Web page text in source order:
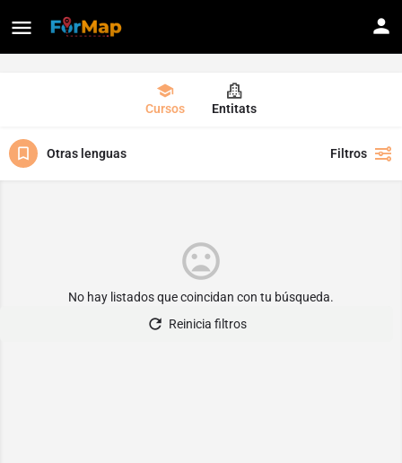
Cursos Entitats
Otras lenguas Filtros
No hay listados que coincidan con tu búsqueda.
Reinicia filtros